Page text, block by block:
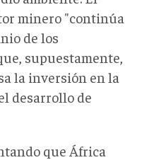
minero "continúa
de los
supuestamente,
la inversión en la
desarrollo de
que África